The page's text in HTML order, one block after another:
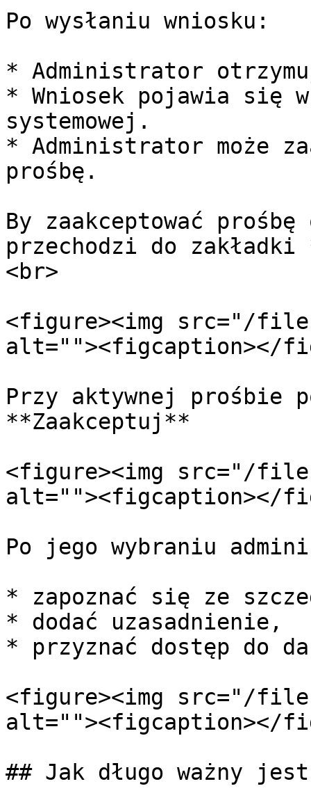
Po wysłaniu wniosku:
* Administrator
* Wniosek pojawia się
systemowej.
* Administrator może
prośbę.
By zaakceptować
przechodzi do zakładki
<br>
<figure><img src="/files/
alt=""><figcaption></
Przy aktywnej prośbie
**Zaakceptuj**
<figure><img src="/files/
alt=""><figcaption></
Po jego wybraniu
* zapoznać się ze
* dodać uzasadnienie,
* przyznać dostęp do
<figure><img src="/files/
alt=""><figcaption></
## Jak długo ważny